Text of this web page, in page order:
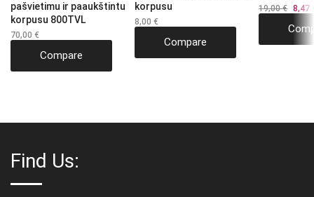
pašvietimu ir paaukštintu
korpusu 800TVL
70,00 €
Compare
korpusu
8,00€
Compare
19,00€
was:
8,47
Find Us: